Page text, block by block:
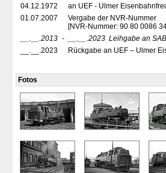
04.12.1972
an UEF - Ulmer
01.07.2007
Vergabe der NVR-Nummer
[NVR-Nummer: 90 80 0086
__.__.2013 - __.__.2023 Leihgabe an
__.__.2023
Rückgabe an UEF – Ulmer
Fotos